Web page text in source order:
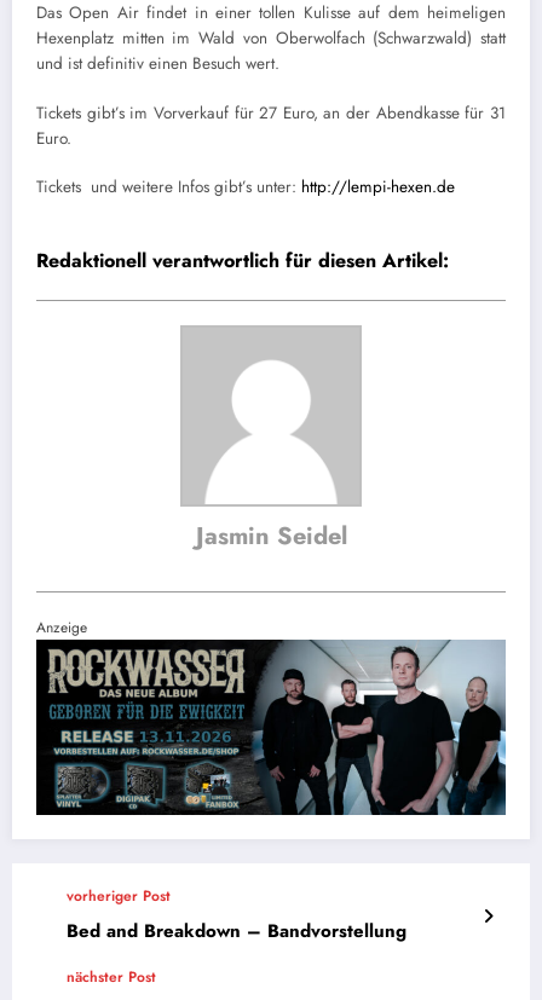
Das Open Air findet in einer tollen Kulisse auf dem heimeligen
Hexenplatz mitten im Wald von Oberwolfach (Schwarzwald) statt
und ist definitiv einen Besuch wert.
Tickets gibt’s im Vorverkauf für 27 Euro, an der Abendkasse für 31
Euro.
Tickets und weitere Infos gibt’s unter: http://lempi-hexen.de
Redaktionell verantwortlich für diesen Artikel:
Jasmin Seidel
Anzeige
vorheriger Post
Bed and Breakdown – Bandvorstellung
nächster Post